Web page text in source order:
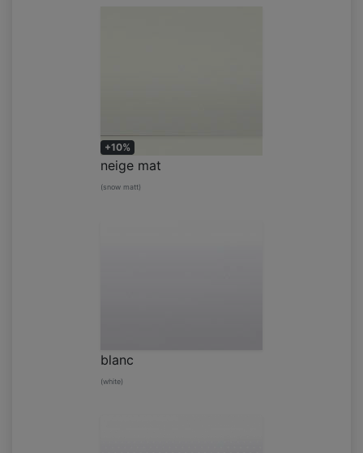
+10%
neige mat
(snow matt)
blanc
(white)